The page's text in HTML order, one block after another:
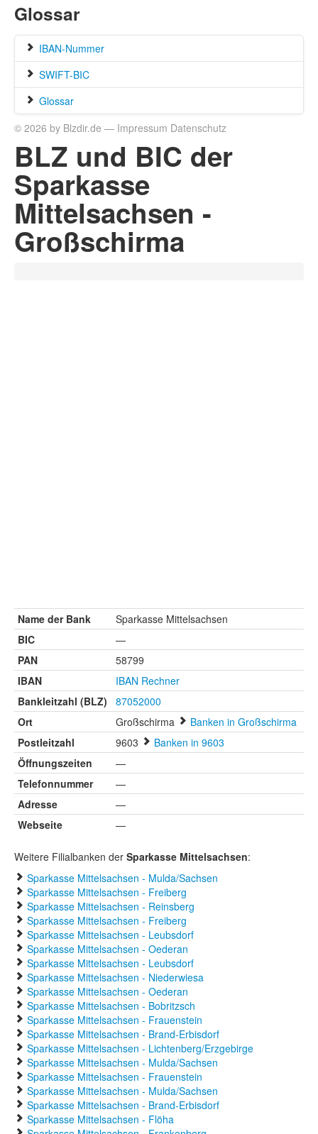
Glossar
IBAN-Nummer
SWIFT-BIC
Glossar
© 2026 by Blzdir.de — Impressum Datenschutz
BLZ und BIC der
Sparkasse
Mittelsachsen -
Großschirma
Name der Bank
Sparkasse Mittelsachsen
BIC
—
PAN
58799
IBAN
IBAN Rechner
Bankleitzahl (BLZ)
87052000
Ort
Großschirma
Banken in Großschirma
Postleitzahl
9603
Banken in 9603
Öffnungszeiten
—
Telefonnummer
—
Adresse
—
Webseite
—
Weitere Filialbanken der Sparkasse Mittelsachsen:
Sparkasse Mittelsachsen - Mulda/Sachsen
Sparkasse Mittelsachsen - Freiberg
Sparkasse Mittelsachsen - Reinsberg
Sparkasse Mittelsachsen - Freiberg
Sparkasse Mittelsachsen - Leubsdorf
Sparkasse Mittelsachsen - Oederan
Sparkasse Mittelsachsen - Leubsdorf
Sparkasse Mittelsachsen - Niederwiesa
Sparkasse Mittelsachsen - Oederan
Sparkasse Mittelsachsen - Bobritzsch
Sparkasse Mittelsachsen - Frauenstein
Sparkasse Mittelsachsen - Brand-Erbisdorf
Sparkasse Mittelsachsen - Lichtenberg/Erzgebirge
Sparkasse Mittelsachsen - Mulda/Sachsen
Sparkasse Mittelsachsen - Frauenstein
Sparkasse Mittelsachsen - Mulda/Sachsen
Sparkasse Mittelsachsen - Brand-Erbisdorf
Sparkasse Mittelsachsen - Flöha